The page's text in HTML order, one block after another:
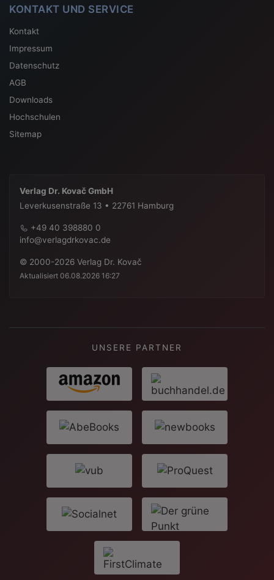
KONTAKT UND SERVICE
Kontakt
Impressum
Datenschutz
AGB
Downloads
Hochschulen
Sitemap
Verlag Dr. Kovač GmbH
Leverkusenstraße 13 • 22761 Hamburg
+49 40 398880 0
info@verlagdrkovac.de
© 2000-2026 Verlag Dr. Kovač
Aktualisiert 06.08.2026 16:27
UNSERE PARTNER